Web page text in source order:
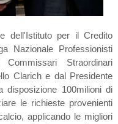
dell'Istituto per il Credito
Nazionale Professionisti
Straordinari
Clarich e dal Presidente
disposizione 100milioni di
le richieste provenienti
applicando le migliori